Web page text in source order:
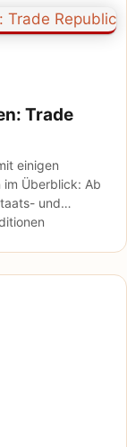
Trade
einigen
Überblick: Ab
und